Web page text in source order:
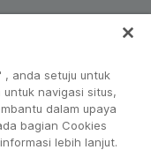
, anda setuju untuk
navigasi situs,
dalam upaya
bagian Cookies
lebih lanjut.